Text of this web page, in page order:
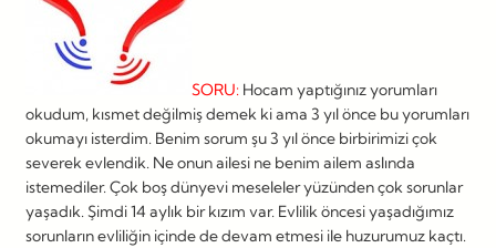
SORU: Hocam yaptığınız yorumları
okudum, kısmet değilmiş demek ki ama 3 yıl önce bu yorumları
okumayı isterdim. Benim sorum şu 3 yıl önce birbirimizi çok
severek evlendik. Ne onun ailesi ne benim ailem aslında
istemediler. Çok boş dünyevi meseleler yüzünden çok sorunlar
yaşadık. Şimdi 14 aylık bir kızım var. Evlilik öncesi yaşadığımız
sorunların evliliğin içinde de devam etmesi ile huzurumuz kaçtı.